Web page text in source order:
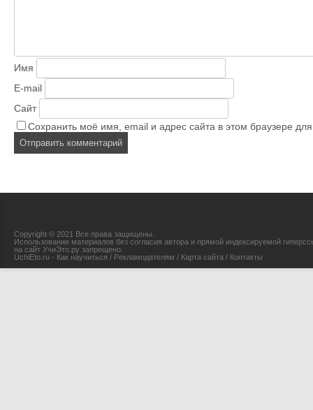
Имя
E-mail
Сайт
Сохранить моё имя, email и адрес сайта в этом браузере
Copyright © 2021 Все права защищены.
Использование материалов без согласия автора и прямой индексируемой
на сайт УчиЭто.ру запрещено.
UchiEto.ru - Как научиться / Рекламодателям / Карта сайта / Контакты